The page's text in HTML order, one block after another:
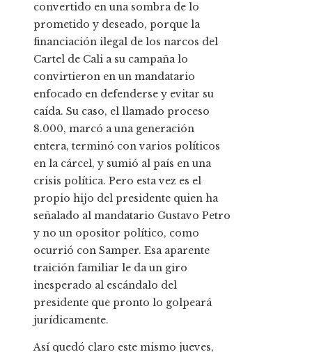
convertido en una sombra de lo
prometido y deseado, porque la
financiación ilegal de los narcos del
Cartel de Cali a su campaña lo
convirtieron en un mandatario
enfocado en defenderse y evitar su
caída. Su caso, el llamado proceso
8.000, marcó a una generación
entera, terminó con varios políticos
en la cárcel, y sumió al país en una
crisis política. Pero esta vez es el
propio hijo del presidente quien ha
señalado al mandatario Gustavo Petro
y no un opositor político, como
ocurrió con Samper. Esa aparente
traición familiar le da un giro
inesperado al escándalo del
presidente que pronto lo golpeará
jurídicamente.
Así quedó claro este mismo jueves,